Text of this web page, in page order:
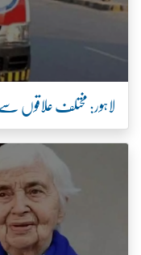
لاہور: مختلف علاقوں